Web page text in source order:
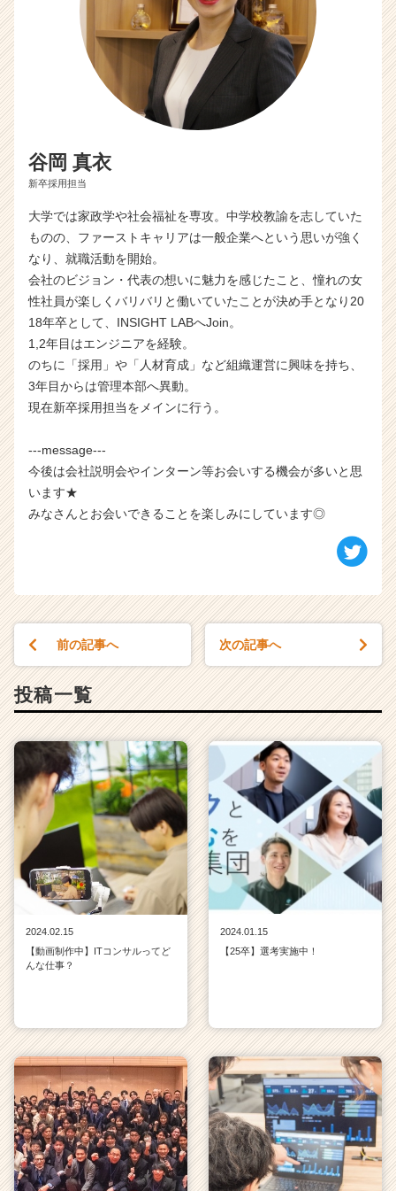
e
r
r
e
e
谷岡 真衣
新卒採用担当
大学では家政学や社会福祉を専攻。中学校教諭を志していた
ものの、ファーストキャリアは一般企業へという思いが強く
なり、就職活動を開始。
会社のビジョン・代表の想いに魅力を感じたこと、憧れの女
性社員が楽しくバリバリと働いていたことが決め手となり20
18年卒として、INSIGHT LABへJoin。
1,2年目はエンジニアを経験。
のちに「採用」や「人材育成」など組織運営に興味を持ち、
3年目からは管理本部へ異動。
現在新卒採用担当をメインに行う。
---message---
今後は会社説明会やインターン等お会いする機会が多いと思
います★
みなさんとお会いできることを楽しみにしています◎
前の記事へ 次の記事へ
投稿一覧
2024.02.15
【動画制作中】ITコンサルってど
んな仕事？
2024.01.15
【25卒】選考実施中！